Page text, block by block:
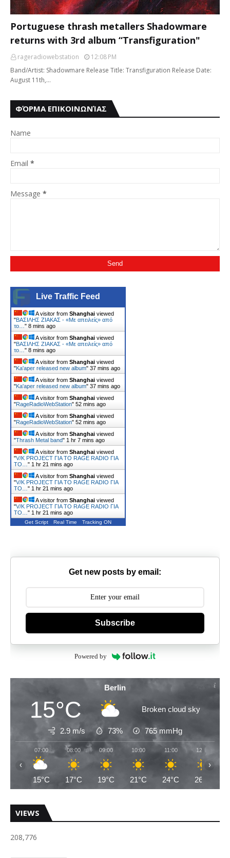
Portuguese thrash metallers Shadowmare
returns with 3rd album “Transfiguration"
rageradiowebstation
12:08 PM
Band/Artist: Shadowmare Release Title: Transfiguration Release Date:
August 11th,…
ΦΌΡΜΑ ΕΠΙΚΟΙΝΩΝΊΑΣ
Name
Email *
Message *
Live Traffic Feed
A visitor from Shanghai viewed
"ΒΑΣΙΛΗΣ ΖΙΑΚΑΣ - «Με απειλείς» από
το… " 8 mins ago
A visitor from Shanghai viewed
"ΒΑΣΙΛΗΣ ΖΙΑΚΑΣ - «Με απειλείς» από
το… " 8 mins ago
A visitor from Shanghai viewed
"Ka'aper released new album" 37 mins ago
A visitor from Shanghai viewed
"Ka'aper released new album" 37 mins ago
A visitor from Shanghai viewed
"RageRadioWebStation" 52 mins ago
A visitor from Shanghai viewed
"RageRadioWebStation" 52 mins ago
A visitor from Shanghai viewed
"Thrash Metal band" 1 hr 7 mins ago
A visitor from Shanghai viewed
"V/K PROJECT ΓΙΑ ΤΟ RAGE RADIO ΓΙΑ
ΤΟ… " 1 hr 21 mins ago
A visitor from Shanghai viewed
"V/K PROJECT ΓΙΑ ΤΟ RAGE RADIO ΓΙΑ
ΤΟ… " 1 hr 21 mins ago
A visitor from Shanghai viewed
"V/K PROJECT ΓΙΑ ΤΟ RAGE RADIO ΓΙΑ
ΤΟ… " 1 hr 21 mins ago
Get Script Real Time Tracking ON
Get new posts by email:
Subscribe
Powered by
Berlin
15°C Broken cloud sky
2.9 m/s 73% 765 mmHg
07:00
15°C
08:00
17°C
09:00
19°C
10:00
21°C
11:00
24°C
12:00
26°C
‹ ›
VIEWS
208,776